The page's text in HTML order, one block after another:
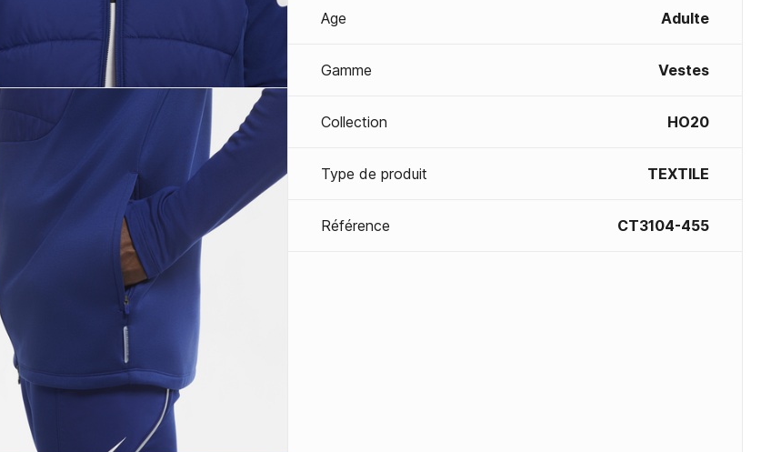
Age Adulte
Gamme Vestes
Collection HO20
Type de produit TEXTILE
Référence CT3104-455